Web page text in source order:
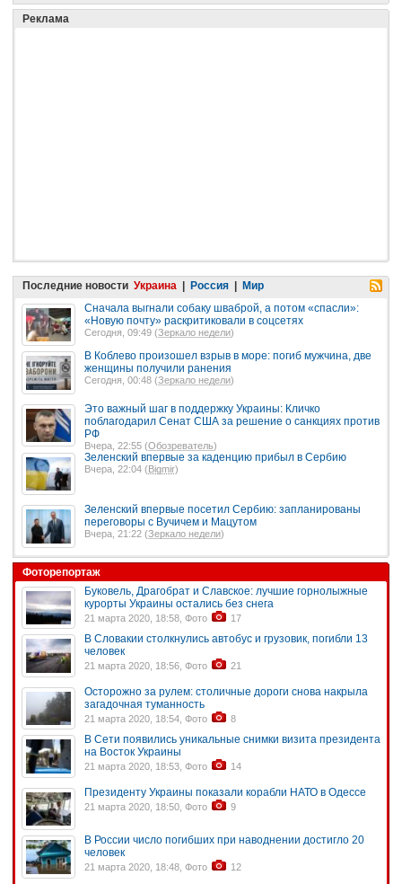
Реклама
Последние новости Украина | Россия | Мир
Сначала выгнали собаку шваброй, а потом «спасли»:
«Новую почту» раскритиковали в соцсетях
Сегодня, 09:49 (Зеркало недели)
В Коблево произошел взрыв в море: погиб мужчина, две
женщины получили ранения
Сегодня, 00:48 (Зеркало недели)
Это важный шаг в поддержку Украины: Кличко
поблагодарил Сенат США за решение о санкциях против
РФ
Вчера, 22:55 (Обозреватель)
Зеленский впервые за каденцию прибыл в Сербию
Вчера, 22:04 (Bigmir)
Зеленский впервые посетил Сербию: запланированы
переговоры с Вучичем и Мацутом
Вчера, 21:22 (Зеркало недели)
Фоторепортаж
Буковель, Драгобрат и Славское: лучшие горнолыжные
курорты Украины остались без снега
21 марта 2020, 18:58, Фото 17
В Словакии столкнулись автобус и грузовик, погибли 13
человек
21 марта 2020, 18:56, Фото 21
Осторожно за рулем: столичные дороги снова накрыла
загадочная туманность
21 марта 2020, 18:54, Фото 8
В Сети появились уникальные снимки визита президента
на Восток Украины
21 марта 2020, 18:53, Фото 14
Президенту Украины показали корабли НАТО в Одессе
21 марта 2020, 18:50, Фото 9
В России число погибших при наводнении достигло 20
человек
21 марта 2020, 18:48, Фото 12